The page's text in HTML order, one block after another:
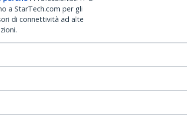
a StarTech.com per gli
di connettività ad alte